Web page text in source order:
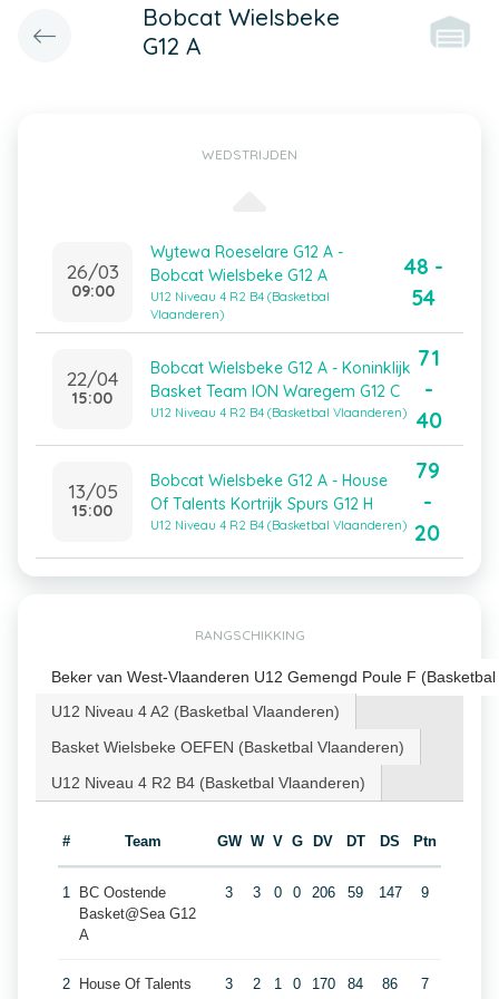
Bobcat Wielsbeke
G12 A
WEDSTRIJDEN
26/03
09:00
Wytewa Roeselare G12 A -
Bobcat Wielsbeke G12 A
U12 Niveau 4 R2 B4 (Basketbal
Vlaanderen)
48 -
54
22/04
15:00
Bobcat Wielsbeke G12 A - Koninklijk
Basket Team ION Waregem G12 C
U12 Niveau 4 R2 B4 (Basketbal Vlaanderen)
71
-
40
13/05
15:00
Bobcat Wielsbeke G12 A - House
Of Talents Kortrijk Spurs G12 H
U12 Niveau 4 R2 B4 (Basketbal Vlaanderen)
79
-
20
RANGSCHIKKING
Beker van West-Vlaanderen U12 Gemengd Poule F
U12 Niveau 4 A2 (Basketbal Vlaanderen)
Basket Wielsbeke OEFEN (Basketbal Vlaanderen)
U12 Niveau 4 R2 B4 (Basketbal Vlaanderen)
# Team GW W V G DV DT DS Ptn
1
BC Oostende
Basket@Sea G12
A
3 3 0 0 206 59 147 9
2
House Of Talents
3 2 1 0 170 84 86 7